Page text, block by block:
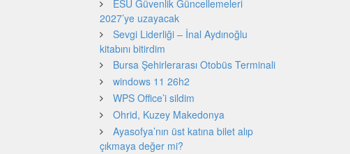
ESU Güvenlik Güncellemeleri
2027’ye uzayacak
Sevgi Liderliği – İnal Aydınoğlu
kitabını bitirdim
Bursa Şehirlerarası Otobüs Terminali
windows 11 26h2
WPS Office’i sildim
Ohrid, Kuzey Makedonya
Ayasofya’nın üst katına bilet alıp
çıkmaya değer mi?